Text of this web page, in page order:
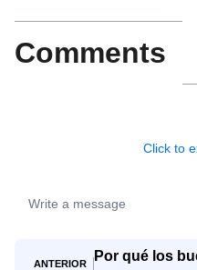
Comments
Click to
ANTERIOR
Por qué los